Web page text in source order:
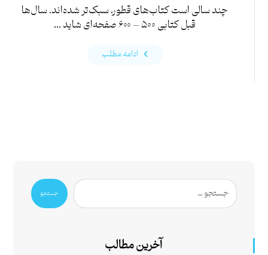
چند سالی است کتاب‌های قطور، سبک‌تر شده‌اند. سال‌ها
قبل کتابی ۵۰۰ – ۶۰۰ صفحه‌ای شاید ...
ادامه مطلب
جستجو
آخرین مطالب